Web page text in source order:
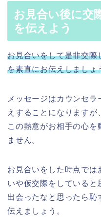
お見合い後に交
を伝えよう
お見合いをして是非交際
を素直にお伝えしましょ
メッセージはカウンセ
えすることになります
この熱意がお相手の心
ません。
お見合いをした時点では
いや仮交際をしていると
出会ったなと思ったら恥
伝えましょう。